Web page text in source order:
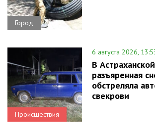
Город
Происшествия
6 августа 2026,
В
разъяренная
обстреляла
свекрови